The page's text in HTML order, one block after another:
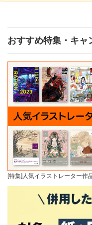
おすすめ特集・キャ
[特集]人気イラストレーター作